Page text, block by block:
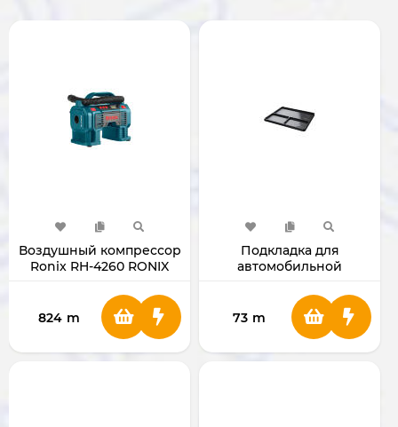
Воздушный компрессор
Ronix RH-4260 RONIX
824 m
Подкладка для
автомобильной
(80540)
73 m